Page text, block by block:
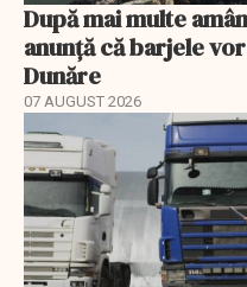
După mai multe
anunță că barjele
Dunăre
07 AUGUST 2026